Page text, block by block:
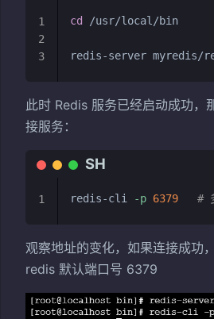
cd /usr/local/bin
1
2
3
此时 Redis 服务已经启动成功，
接服务：
redis-cli -p 6379 #
1
观察地址的变化，如果连接成功
redis 默认端口号 6379